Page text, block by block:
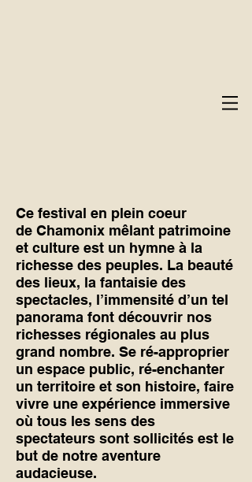
Ce festival en plein coeur
de Chamonix mêlant patrimoine
et culture est un hymne à la
richesse des peuples. La beauté
des lieux, la fantaisie des
spectacles, l’immensité d’un tel
panorama font découvrir nos
richesses régionales au plus
grand nombre. Se ré-approprier
un espace public, ré-enchanter
un territoire et son histoire, faire
vivre une expérience immersive
où tous les sens des
spectateurs sont sollicités est le
but de notre aventure
audacieuse.